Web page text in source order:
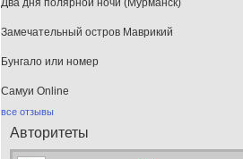
Два дня полярной ночи (Мурманск)
Замечательный остров Маврикий
Бунгало или номер
Самуи Online
все отзывы
Авторитеты